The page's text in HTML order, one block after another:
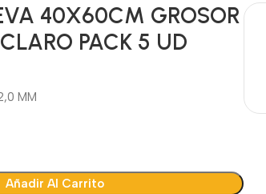
40X60CM GROSOR
PACK 5 UD
MM
Añadir Al Carrito